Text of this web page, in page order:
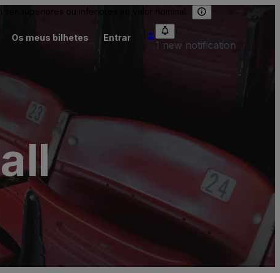
superiores ou inferiores ao valor nominal.
Os meus bilhetes Entrar
1 new notification